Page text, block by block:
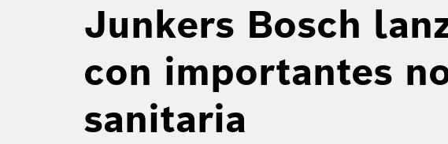
Junkers Bosch
con importantes
sanitaria